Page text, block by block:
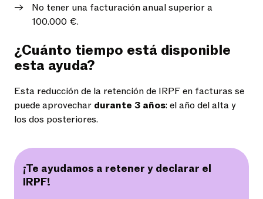
No tener una facturación anual superior a
100.000 €.
¿Cuánto tiempo está disponible
esta ayuda?
Esta reducción de la retención de IRPF en facturas se
puede aprovechar durante 3 años: el año del alta y
los dos posteriores.
¡Te ayudamos a retener y declarar el
IRPF!